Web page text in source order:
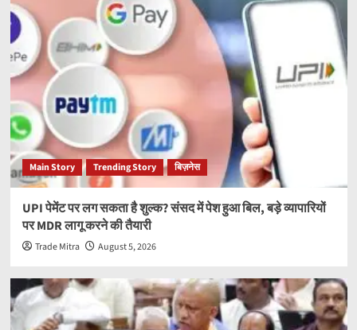
Main Story Trending Story बिज़नेस
UPI पेमेंट पर लग सकता है शुल्क? संसद में पेश हुआ बिल, बड़े व्यापारियों
पर MDR लागू करने की तैयारी
Trade Mitra August 5, 2026